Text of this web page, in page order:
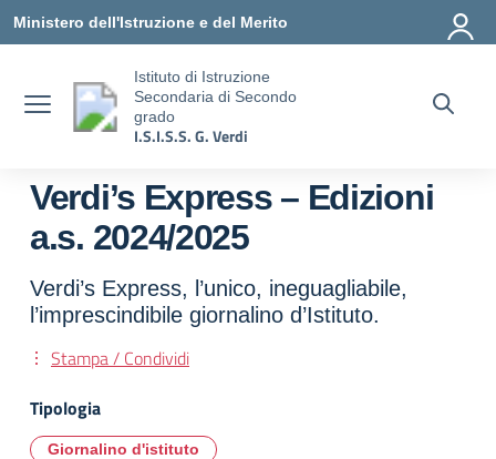
Vai ai contenuti
Vai al menu di navigazione
Vai al footer
Ministero dell'Istruzione e del Merito
Istituto di Istruzione
Secondaria di Secondo
grado
I.S.I.S.S. G. Verdi
Verdi’s Express – Edizioni
a.s. 2024/2025
Verdi’s Express, l’unico, ineguagliabile,
l’imprescindibile giornalino d’Istituto.
Stampa / Condividi
Tipologia
Giornalino d'istituto